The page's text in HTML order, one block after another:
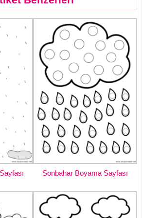
Sonbahar Boyama Sayfası